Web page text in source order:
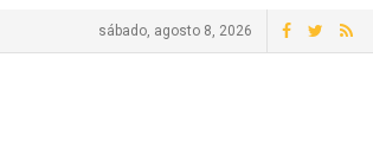
sábado, agosto 8, 2026